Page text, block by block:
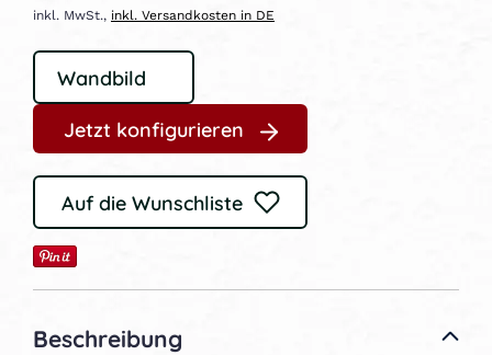
inkl. MwSt., inkl. Versandkosten in DE
Jetzt konfigurieren
Auf die Wunschliste
Beschreibung